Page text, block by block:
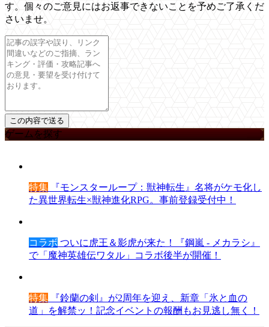
す。個々のご意見にはお返事できないことを予めご了承くだ
さいませ。
ゲームを探す
特集 『モンスターループ：獣神転生』名将がケモ化し
た異世界転生×獣神進化RPG。事前登録受付中！
コラボ ついに虎王＆影虎が来た！『鋼嵐 - メカラシ』
で「魔神英雄伝ワタル」コラボ後半が開催！
特集 『鈴蘭の剣』が2周年を迎え、新章「氷と血の
道」を解禁ッ！記念イベントの報酬もお見逃し無く！